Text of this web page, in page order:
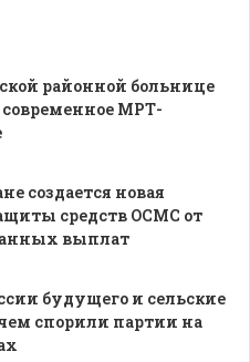
районной больнице
современное МРТ-
создается новая
средств ОСМС от
выплат
будущего и сельские
спорили партии на